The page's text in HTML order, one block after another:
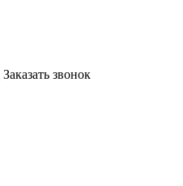
Заказать звонок